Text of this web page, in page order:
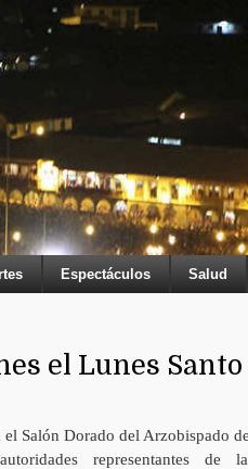
Espectáculos Salud
el Lunes Santo
Salón Dorado del Arzobispado
representantes de